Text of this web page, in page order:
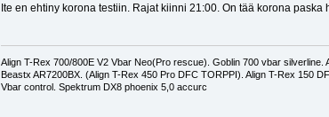
Ite en ehtiny korona testiin. Rajat kiinni 21:00. On tää korona paska
Align T-Rex 700/800E V2 Vbar Neo(Pro rescue). Goblin 700 vbar
Beastx AR7200BX. (Align T-Rex 450 Pro DFC TORPPI). Align T-Rex 150
Vbar control. Spektrum DX8 phoenix 5,0 accurc